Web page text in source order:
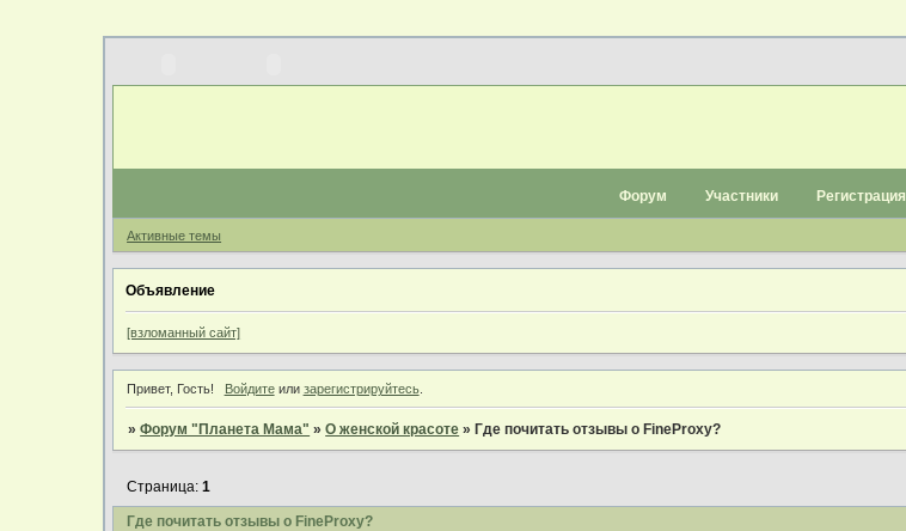
Форум Участники Регистрация
Активные темы
Объявление
[взломанный сайт]
Привет, Гость! Войдитеили зарегистрируйтесь.
»Форум "Планета Мама" »О женской красоте »Где почитать отзывы о FineProxy?
Где почитать отзывы о FineProxy?
Страница:1